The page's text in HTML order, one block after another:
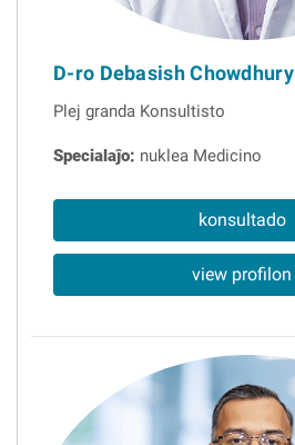
D-ro Debasish Chowdhury
Plej granda Konsultisto
Specialaĵo: nuklea Medicino
konsultado
view profilon